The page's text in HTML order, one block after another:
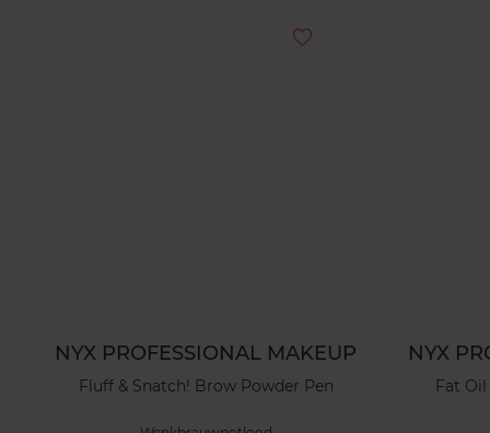
NYX PROFESSIONAL MAKEUP
Fluff & Snatch! Brow Powder Pen
NYX
Fat